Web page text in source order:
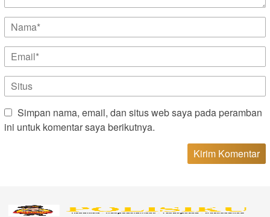
Simpan nama, email, dan situs web saya pada peramban
ini untuk komentar saya berikutnya.